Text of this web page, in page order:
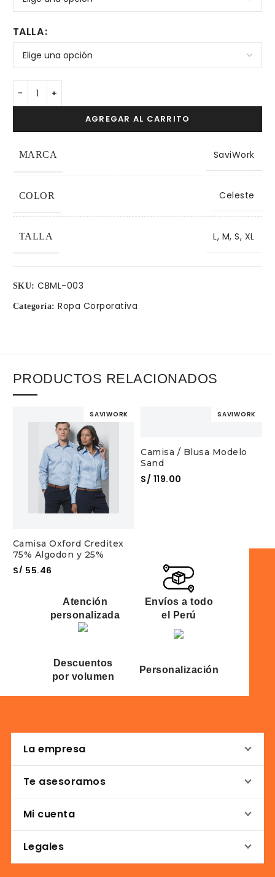
MARCA SaviWork
COLOR Celeste
TALLA L, M, S, XL
TALLA
AGREGAR AL CARRITO
SKU:CBML-003
Categoría: Ropa Corporativa
PRODUCTOS RELACIONADOS
SAVIWORK
Camisa Oxford Creditex
75% Algodon y 25%
Poliester
S/ 55.46
SAVIWORK
Camisa / Blusa Modelo
Sand
S/ 119.00
Atención
personalizada
Envíos a todo
el Perú
Descuentos
por volumen
Personalización
La empresa
Te asesoramos
Mi cuenta
Legales